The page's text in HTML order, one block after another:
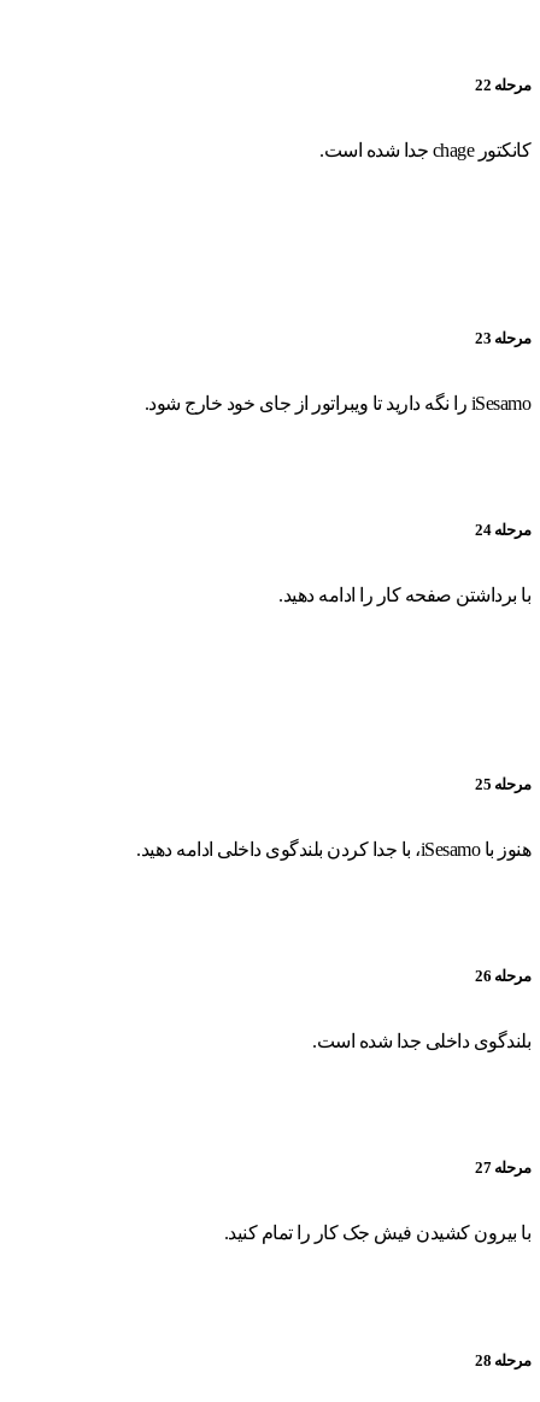
مرحله 22
کانکتور chage جدا شده است.
مرحله 23
iSesamo را نگه دارید تا ویبراتور از جای خود خارج شود.
مرحله 24
با برداشتن صفحه کار را ادامه دهید.
مرحله 25
هنوز با iSesamo، با جدا کردن بلندگوی داخلی ادامه دهید.
مرحله 26
بلندگوی داخلی جدا شده است.
مرحله 27
با بیرون کشیدن فیش جک کار را تمام کنید.
مرحله 28